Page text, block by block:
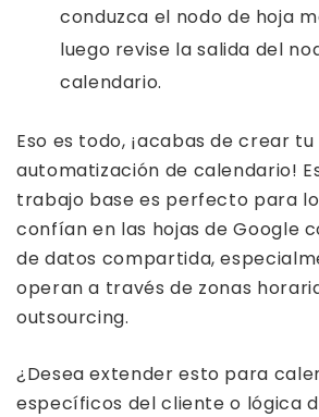
conduzca el nodo de hoja
luego revise la salida del
calendario.
Eso es todo, ¡acabas de crear
automatización de calendario!
trabajo base es perfecto para
confían en las hojas de Google
de datos compartida,
operan a través de zonas
outsourcing.
¿Desea extender esto para
específicos del cliente o lógica